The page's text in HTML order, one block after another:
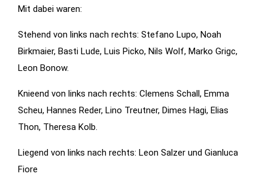
Mit dabei waren:
Stehend von links nach rechts: Stefano Lupo, Noah
Birkmaier, Basti Lude, Luis Picko, Nils Wolf, Marko Grigc,
Leon Bonow.
Knieend von links nach rechts: Clemens Schall, Emma
Scheu, Hannes Reder, Lino Treutner, Dimes Hagi, Elias
Thon, Theresa Kolb.
Liegend von links nach rechts: Leon Salzer und Gianluca
Fiore
Seite
Marketing
Interessen und Ihr
Verhalten beim
Besuch unserer
erhöhen Sie die
Wahrscheinlichkeit,